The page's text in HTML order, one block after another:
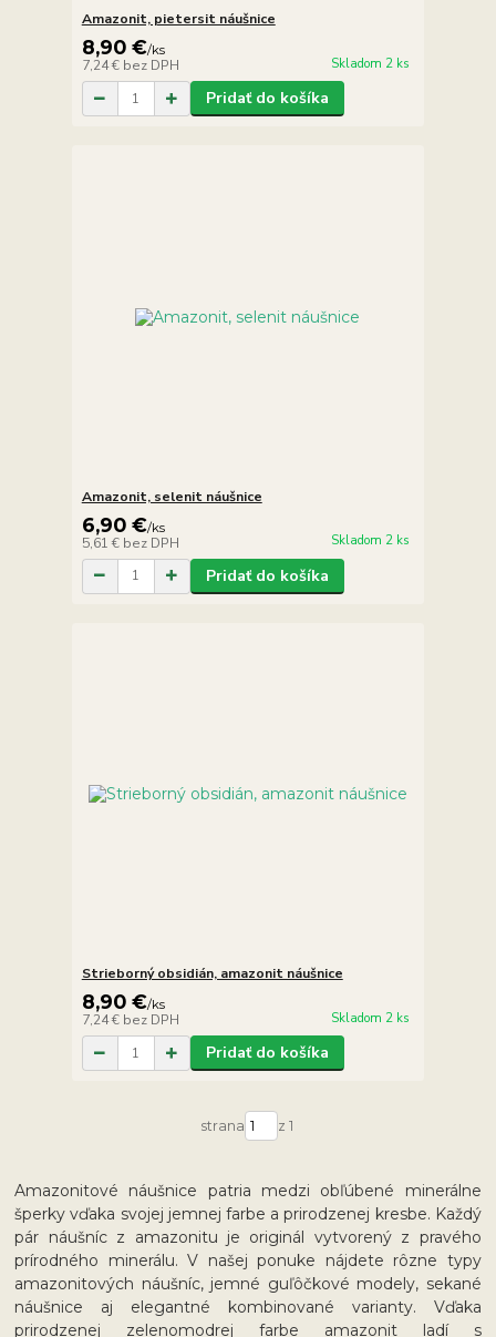
Amazonit, pietersit náušnice
8,90 €/ks
7,24 € bez DPH Skladom 2 ks
Pridať do košíka
Amazonit, selenit náušnice
6,90 €/ks
5,61 € bez DPH Skladom 2 ks
Pridať do košíka
Strieborný obsidián, amazonit náušnice
8,90 €/ks
7,24 € bez DPH Skladom 2 ks
Pridať do košíka
strana z 1
Amazonitové náušnice patria medzi obľúbené minerálne
šperky vďaka svojej jemnej farbe a prirodzenej kresbe. Každý
pár náušníc z amazonitu je originál vytvorený z pravého
prírodného minerálu. V našej ponuke nájdete rôzne typy
amazonitových náušníc, jemné guľôčkové modely, sekané
náušnice aj elegantné kombinované varianty. Vďaka
prirodzenej zelenomodrej farbe amazonit ladí s